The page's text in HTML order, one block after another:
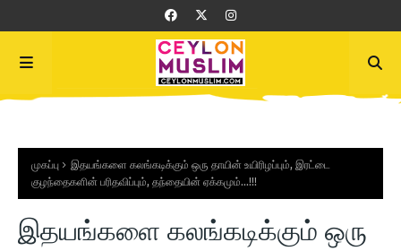
முகப்பு
இதயங்களை கலங்கடிக்கும் ஒரு தாயின் உயிரிழப்பும், இரட்டை
குழந்தைகளின் பரிதவிப்பும், தந்தையின் ஏக்கமும்...!!!
இதயங்களை கலங்கடிக்கும் ஒரு